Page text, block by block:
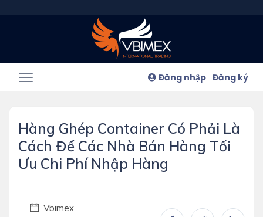
Đăng nhập Đăng ký
Hàng Ghép Container Có Phải Là
Cách Để Các Nhà Bán Hàng Tối
Ưu Chi Phí Nhập Hàng
Vbimex